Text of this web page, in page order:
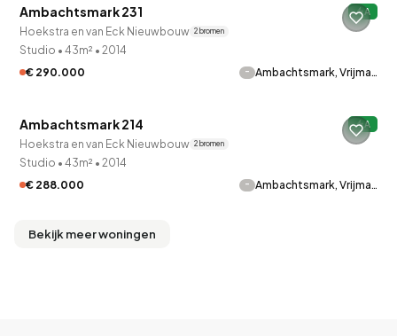
Onder optie
Ambachtsmark 231 A
Hoekstra en van Eck Nieuwbouw 2 bronnen
Studio • 43m² • 2014
€ 290.000
- Ambachtsmark, Vrijma…
Verkocht onder voorbehoud
QUICKLANE™
Ambachtsmark 214 A
Hoekstra en van Eck Nieuwbouw 2 bronnen
Studio • 43m² • 2014
€ 288.000
- Ambachtsmark, Vrijma…
Bekijk meer woningen